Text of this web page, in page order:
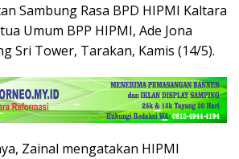
Sambung Rasa BPD HIPMI Kaltara
Umum BPP HIPMI, Ade Jona
Sri Tower, Tarakan, Kamis (14/5).
Zainal mengatakan HIPMI